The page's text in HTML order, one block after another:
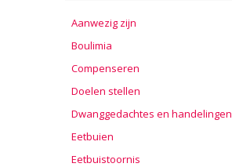
Aanwezig zijn
Boulimia
Compenseren
Doelen stellen
Dwanggedachtes en handelingen
Eetbuien
Eetbuistoornis